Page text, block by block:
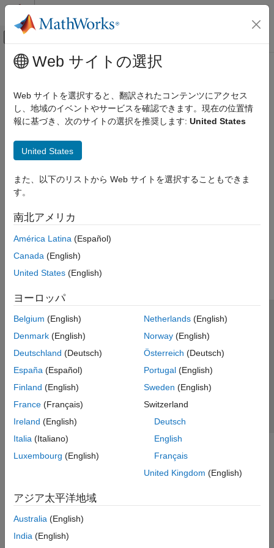
コンテンツへスキップ
オフキャンバス ナビゲーション メ
ドキュメンテーションのホーム
メインコンテンツ
Web サイトの選択
Web サイトを選択すると、翻訳されたコンテンツにアクセス
し、地域のイベントやサービスを確認できます。現在の位置情
報に基づき、次のサイトの選択を推奨します: United States
United States
また、以下のリストから Web サイトを選択することもできま
す。
南北アメリカ
América Latina (Español)
Canada (English)
United States (English)
ヨーロッパ
Belgium (English)
Denmark (English)
Deutschland (Deutsch)
España (Español)
Finland (English)
France (Français)
Ireland (English)
Italia (Italiano)
Luxembourg (English)
Netherlands(English)
Norway(English)
Österreich (Deutsch)
Portugal(English)
Sweden (English)
Switzerland
Deutsch
English
Français
United Kingdom (English)
アジア太平洋地域
Australia (English)
India (English)
トラストセンター
プライバシー ポリシー
違法コピー防止
アプリケーション ステータス
© 1994-2026 The MathWorks, Inc.